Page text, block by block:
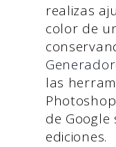
realizas
color de
las
de Google
ediciones.